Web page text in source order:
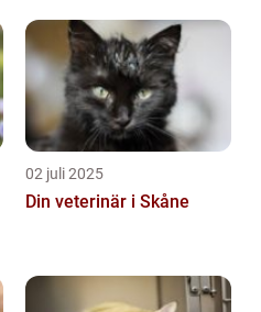
02 juli 2025
Din veterinär i Skåne